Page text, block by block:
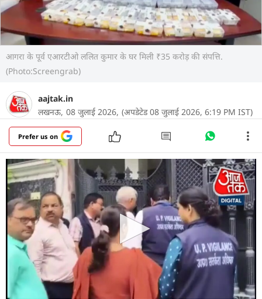
आगरा के पूर्व एआरटीओ ललित कुमार के घर मिली ₹35 करोड़ की संपत्ति.
(Photo:Screengrab)
aajtak.in
लखनऊ, 08 जुलाई 2026, (अपडेटेड 08 जुलाई 2026, 6:19 PM IST)
Prefer us on
उत्तर प्रदेश विजिलेंस ने पूर्व सरकारी अधिकारी के घर पर कुबेर
के खजाने का भंडाफोड़ किया है. आगरा में तैनात रहे पूर्व
सहायक क्षेत्रीय परिवहन अधिकारी (ARTO) ललित कुमार के
लखनऊ स्थित आवास पर की गई छापेमारी में लगभग 1.62
करोड़ रुपये नकद, 13 किलो सोना, 9 किलो चांदी और करीब
35 करोड़ रुपये की बेनामी संपत्ति से जुड़े दस्तावेज बरामद
किए गए हैं.